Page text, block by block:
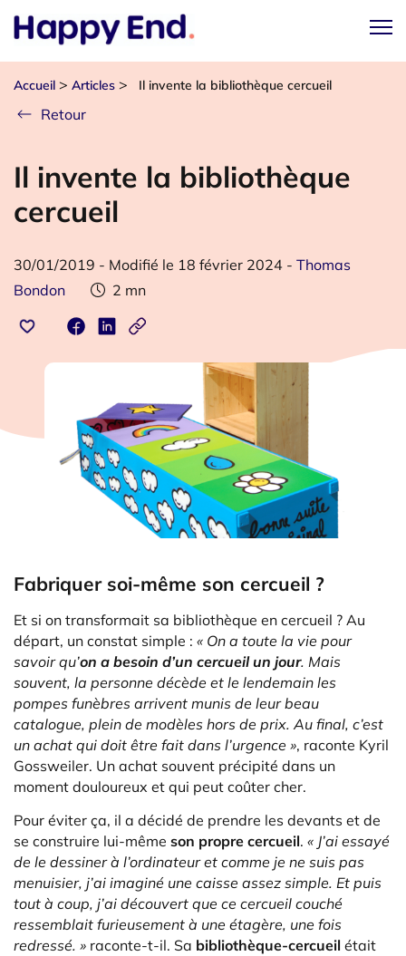
Accueil > Articles > Il invente la bibliothèque cercueil
Retour
Il invente la bibliothèque
cercueil
30/01/2019 - Modifié le 18 février 2024 - Thomas
Bondon
2 mn
Fabriquer soi-même son cercueil ?
Et si on transformait sa bibliothèque en cercueil ? Au
départ, un constat simple : « On a toute la vie pour
savoir qu’on a besoin d’un cercueil un jour. Mais
souvent, la personne décède et le lendemain les
pompes funèbres arrivent munis de leur beau
catalogue, plein de modèles hors de prix. Au final, c’est
un achat qui doit être fait dans l’urgence », raconte Kyril
Gossweiler. Un achat souvent précipité dans un
moment douloureux et qui peut coûter cher.
Pour éviter ça, il a décidé de prendre les devants et de
se construire lui-même son propre cercueil. « J’ai essayé
de le dessiner à l’ordinateur et comme je ne suis pas
menuisier, j’ai imaginé une caisse assez simple. Et puis
tout à coup, j’ai découvert que ce cercueil couché
ressemblait furieusement à une étagère, une fois
redressé. » raconte-t-il. Sa bibliothèque-cercueil était